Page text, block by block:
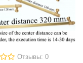
Отзывы: 0